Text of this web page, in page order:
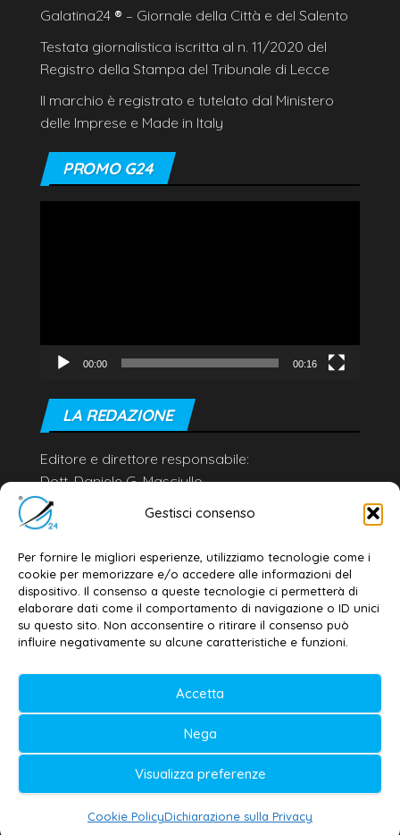
Gestisci consenso
Per fornire le migliori esperienze, utilizziamo tecnologie come i
cookie per memorizzare e/o accedere alle informazioni del
dispositivo. Il consenso a queste tecnologie ci permetterà di
elaborare dati come il comportamento di navigazione o ID unici
su questo sito. Non acconsentire o ritirare il consenso può
influire negativamente su alcune caratteristiche e funzioni.
Accetta
Nega
Visualizza preferenze
Cookie PolicyDichiarazione sulla Privacy
Galatina24 ® – Giornale della Città e del Salento
Testata giornalistica iscritta al n. 11/2020 del
Registro della Stampa del Tribunale di Lecce
Il marchio è registrato e tutelato dal Ministero
delle Imprese e Made in Italy
PROMO G24
00:00 00:16
LA REDAZIONE
Editore e direttore responsabile:
Dott. Daniele G. Masciullo
Email:
redazione@galatina24.it
Privacy policy–Cookie policy
© 2020-2026 | Galatina24 ®
Testata iscritta al n. 11/2020 Registro della
Stampa Tribunale di Lecce
Editore e direttore responsabile:
Daniele G. Masciullo
Galatina24 è marchio registrato dal Ministero
delle Imprese